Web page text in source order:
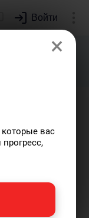
Войти
план
-
×
вас